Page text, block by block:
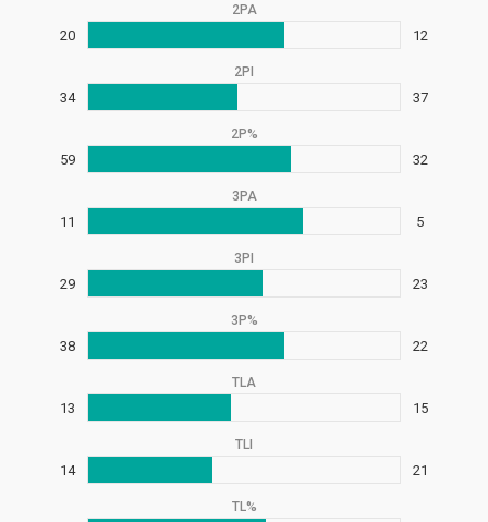
2PA
20 12
2PI
34 37
2P%
59 32
3PA
11 5
3PI
29 23
3P%
38 22
TLA
13 15
TLI
14 21
TL%